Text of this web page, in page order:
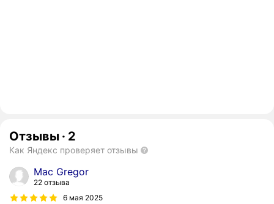
Отзывы · 2
Как Яндекс проверяет отзывы
Mac Gregor
22 отзыва
6 мая 2025